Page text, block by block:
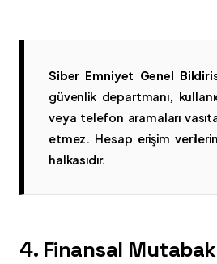
Siber Emniyet Genel
güvenlik departmanı,
veya telefon aramaları
etmez. Hesap erişim
halkasıdır.
4. Finansal